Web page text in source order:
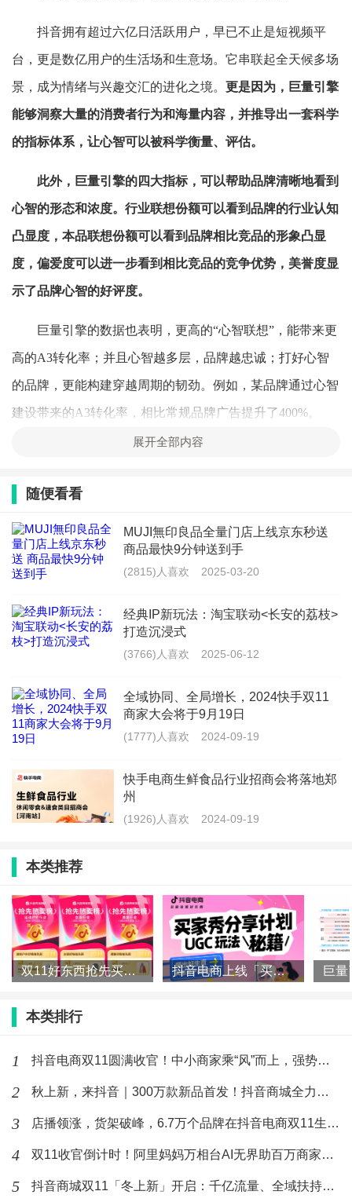
抖音拥有超过六亿日活跃用户，早已不止是短视频平
台，更是数亿用户的生活场和生意场。它串联起全天候多场
景，成为情绪与兴趣交汇的进化之境。 更是因为，巨量引擎
能够洞察大量的消费者行为和海量内容，并推导出一套科学
的指标体系，让心智可以被科学衡量、评估。
此外，巨量引擎的四大指标，可以帮助品牌清晰地看到
心智的形态和浓度。行业联想份额可以看到品牌的行业认知
凸显度，本品联想份额可以看到品牌相比竞品的形象凸显
度，偏爱度可以进一步看到相比竞品的竞争优势，美誉度显
示了品牌心智的好评度。
巨量引擎的数据也表明，更高的“心智联想”，能带来更
高的A3转化率；并且心智越多层，品牌越忠诚；打好心智
的品牌，更能构建穿越周期的韧劲。例如，某品牌通过心智
建设带来的A3转化率，相比常规品牌广告提升了400%。
在抖音，“心智”就代表着种草效率和生意，能否让消费
词，是今年双11制胜的关键。
三大心动策略，助力双11生意长期增长
关键。今年，巨量引擎提出三大核心策略，从节奏、内容与
渠道，帮助品牌将转瞬即逝的“心动瞬间”转化为可持续经营
今年双11，巨量引擎提出的三大心智策略：
策略一：踩准节奏，流量蓄水
在2025年双11大促中，巨量引擎帮助商家精准把握营销
节奏，确保品牌能够在每个关键时间点充分发力。通过中
进入双11的大促节奏。
中秋作为重要节点，品牌可以抓住这个时期，布局人货
场，通过“达人内容+营销事件” 蓄水，“高优机制+独家货盘”
转化，“自播/达播”大场高效承接，实现双11“开门红”。
感需求，促使品牌被主动记忆。爆发期热度则取决于内容质
量与触达效率，需持续制造热点、输出优质内容，以多
个“小爆点”刺激转化、强化品牌印象。
所以，好的节奏不是持续猛攻，而是有的放矢，在预
热、爆发、延续阶段选择合适的时机，激发对应的情绪。
展开全部内容
随便看看
MUJI無印良品全量门店上线京东秒送
商品最快9分钟送到手
(2815)人喜欢 2025-03-20
经典IP新玩法：淘宝联动<长安的荔枝>
打造沉浸式
(3766)人喜欢 2025-06-12
全域协同、全局增长，2024快手双11
商家大会将于9月19日
(1777)人喜欢 2024-09-19
快手电商生鲜食品行业招商会将落地郑
州
(1926)人喜欢 2024-09-19
本类推荐
双11好东西抢先买，抖音电商各行业爆款榜来了！ 抖音电商上线「买家秀」！一文读懂如何让好内容“自带”好生意
本类排行
1 抖音电商双11圆满收官！中小商家乘“风”而上，强势增长
2 秋上新，来抖音｜300万款新品首发！抖音商城全力推爆“好新品
3 店播领涨，货架破峰，6.7万个品牌在抖音电商双11生意翻倍
4 双11收官倒计时！阿里妈妈万相台AI无界助百万商家质赢全场景
5 抖音商城双11「冬上新」开启：千亿流量、全域扶持，助推“好新